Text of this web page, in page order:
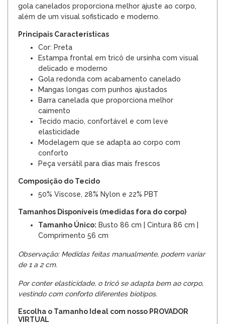
gola canelados proporciona melhor ajuste ao corpo,
além de um visual sofisticado e moderno.
Principais Características
Cor: Preta
Estampa frontal em tricô de ursinha com visual
delicado e moderno
Gola redonda com acabamento canelado
Mangas longas com punhos ajustados
Barra canelada que proporciona melhor
caimento
Tecido macio, confortável e com leve
elasticidade
Modelagem que se adapta ao corpo com
conforto
Peça versátil para dias mais frescos
Composição do Tecido
50% Viscose, 28% Nylon e 22% PBT
Tamanhos Disponíveis (medidas fora do corpo)
Tamanho Único: Busto 86 cm | Cintura 86 cm |
Comprimento 56 cm
Observação: Medidas feitas manualmente, podem variar
de 1 a 2 cm.
Por conter elasticidade, o tricô se adapta bem ao corpo,
vestindo com conforto diferentes biotipos.
Escolha o Tamanho Ideal com nosso PROVADOR
VIRTUAL